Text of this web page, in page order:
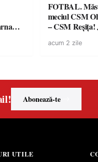
FOTBAL.
meciul CSM
– CSM
suporteri
acum 2 zile
Abonează-te
UTILE